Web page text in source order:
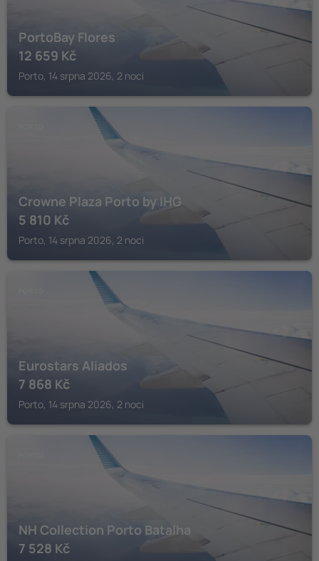
PortoBay Flores
12 659 Kč
Porto, 14 srpna 2026, 2 noci
Crowne Plaza Porto by IHG
5 810 Kč
Porto, 14 srpna 2026, 2 noci
Eurostars Aliados
7 868 Kč
Porto, 14 srpna 2026, 2 noci
NH Collection Porto Batalha
7 528 Kč